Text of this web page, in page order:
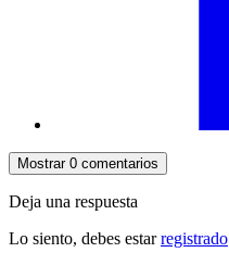
Mostrar 0 comentarios
Deja una respuesta
Lo siento, debes estarregistrado